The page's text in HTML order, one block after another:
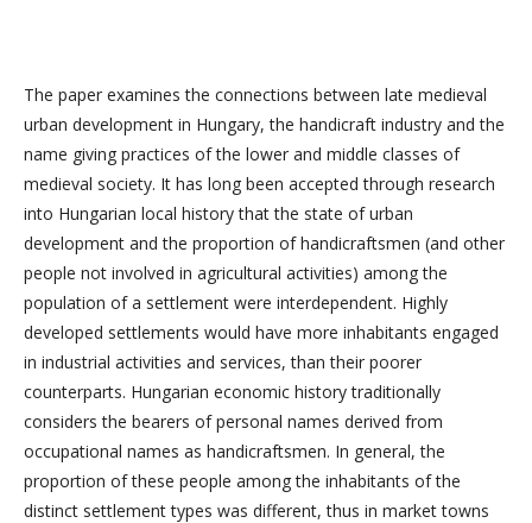
The paper examines the connections between late medieval
urban development in Hungary, the handicraft industry and the
name giving practices of the lower and middle classes of
medieval society. It has long been accepted through research
into Hungarian local history that the state of urban
development and the proportion of handicraftsmen (and other
people not involved in agricultural activities) among the
population of a settlement were interdependent. Highly
developed settlements would have more inhabitants engaged
in industrial activities and services, than their poorer
counterparts. Hungarian economic history traditionally
considers the bearers of personal names derived from
occupational names as handicraftsmen. In general, the
proportion of these people among the inhabitants of the
distinct settlement types was different, thus in market towns